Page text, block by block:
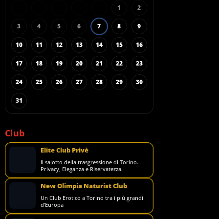
1 2
3 4 5 6 7 8 9
10 11 12 13 14 15 16
17 18 19 20 21 22 23
24 25 26 27 28 29 30
31
Club
Elite Club Privè
Il salotto della trasgressione di Torino.
Privacy, Eleganza e Riservatezza.
New Olimpia Naturist Club
Un Club Erotico a Torino tra i più grandi
d’Europa